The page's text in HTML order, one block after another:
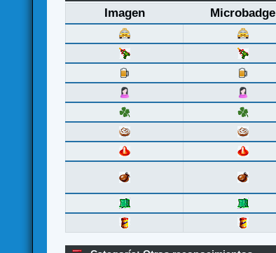
Imagen Microbadge